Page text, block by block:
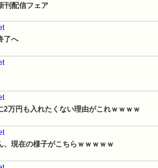
刊配信フェア
了へ
2万円も入れたくない理由がこれｗｗｗｗ
現在の様子がこちらｗｗｗｗｗ